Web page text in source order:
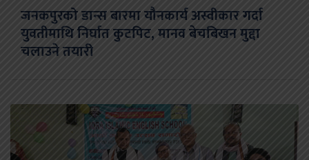
जनकपुरको डान्स बारमा यौनकार्य अस्वीकार गर्दा
युवतीमाथि निर्घात कुटपिट, मानव बेचबिखन मुद्दा
चलाउने तयारी